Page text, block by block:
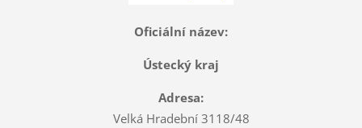
Oficiální název:
Ústecký kraj
Adresa:
Velká Hradební 3118/48